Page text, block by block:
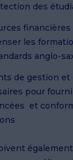
des
financières
les
anglo-
de gestion et
pour
et